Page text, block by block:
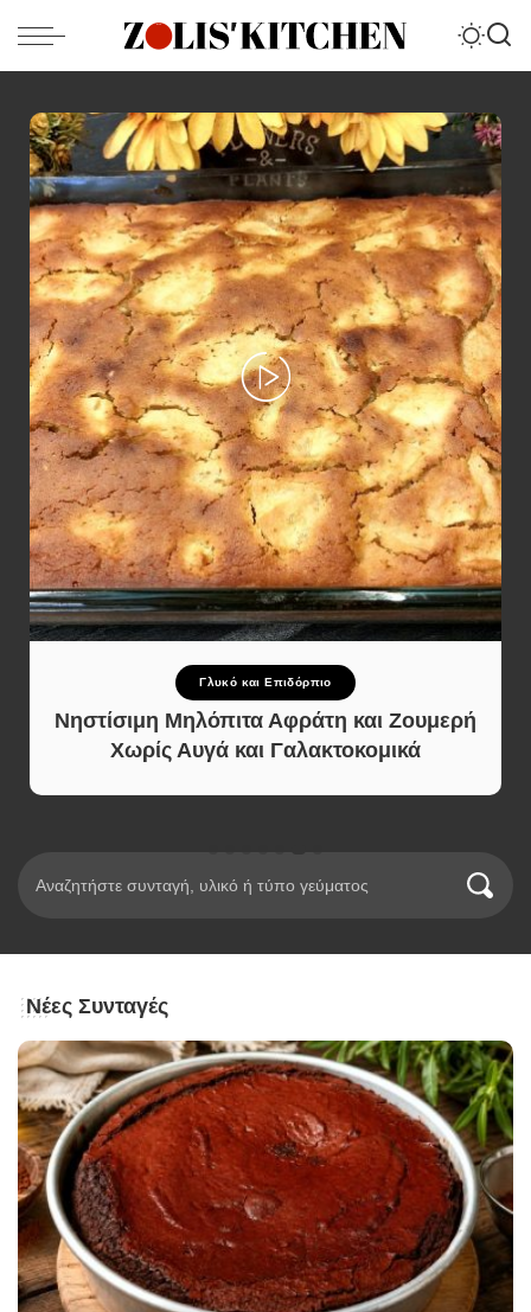
Γλυκό και Επιδόρπιο
Νηστίσιμη Μηλόπιτα Αφράτη και Ζουμερή
Χωρίς Αυγά και Γαλακτοκομικά
Νέες Συνταγές